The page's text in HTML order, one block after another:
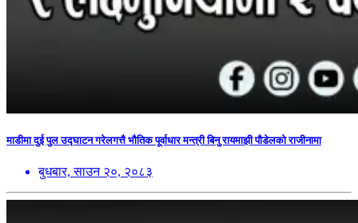
माडीमा दुई पुल उद्घाटन गरेलगत्तै भौतिक पूर्वाधार मन्त्री बिनु रायमाझी पौडेलको राजीनामा
बुधबार, साउन २०, २०८३